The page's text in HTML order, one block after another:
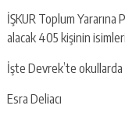
İŞKUR Toplum
alacak 405 kişinin
İşte Devrek’te okullarda
Esra Deliacı